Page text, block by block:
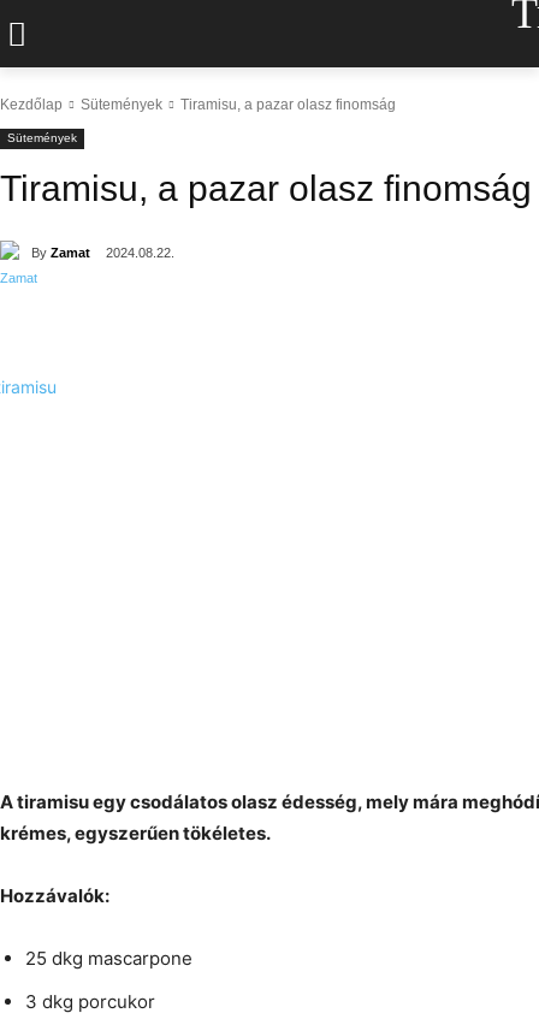
Kezdőlap Sütemények Tiramisu, a pazar olasz finomság
Sütemények
Tiramisu, a pazar olasz finomság
By Zamat 2024.08.22.
A tiramisu egy csodálatos olasz édesség, mely mára
krémes, egyszerűen tökéletes.
Hozzávalók:
25 dkg mascarpone
3 dkg porcukor